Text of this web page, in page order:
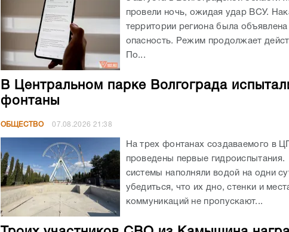
провели ночь, ожидая удар ВСУ.
территории региона была объявлена
опасность. Режим продолжает
По...
В Центральном парке Волгограда
фонтаны
ОБЩЕСТВО 07.08.2026 21:38
На трех фонтанах создаваемого в
проведены первые
системы наполняли водой на одни
убедиться, что их дно, стенки и
коммуникаций не пропускают...